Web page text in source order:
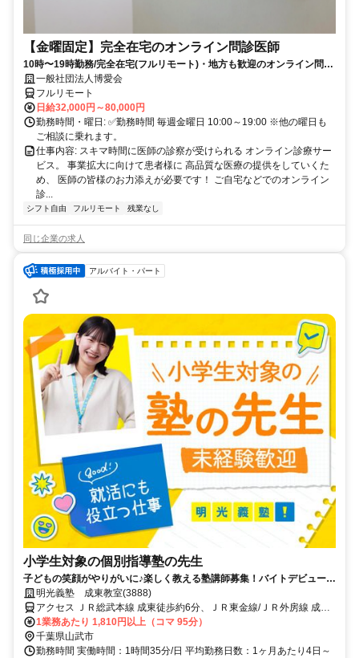
【金曜固定】完全在宅のオンライン問診医師
10時〜19時勤務/完全在宅(フルリモート)・地方も歓迎のオンライン問診
業務一般社団法人博愛会
フルリモート
日給32,000円～80,000円
勤務時間・曜日: ✅勤務時間 毎週金曜日 10:00～19:00 ※他の曜日も
ご相談に乗れます。
仕事内容: スキマ時間に医師の診察が受けられる オンライン診療サー
ビス。 事業拡大に向けて患者様に 高品質な医療の提供をしていくた
め、 医師の皆様のお力添えが必要です！ ご自宅などでのオンライン
診...
シフト自由 フルリモート 残業なし
同じ企業の求人
アルバイト・パート
小学生対象の個別指導塾の先生
子どもの笑顔がやりがいに♪楽しく教える塾講師募集！バイトデビューで
も安心の研修あり！週1日からOK
明光義塾 成東教室(3888)
アクセス ＪＲ総武本線 成東徒歩約6分、ＪＲ東金線/ＪＲ外房線 成東
徒歩約6分、ＪＲ東金線/ＪＲ外房線 求名出入口2徒歩約46分
1業務あたり 1,810円以上（コマ 95分）
千葉県山武市
勤務時間 実働時間：1時間35分/日 平均勤務日数：1ヶ月あたり4日～